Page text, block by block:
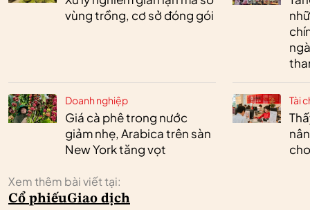
vùng trồng, cơ sở đóng gói
Doanh nghiệp
Giá cà phê trong nước
giảm nhẹ, Arabica trên sàn
New York tăng vọt
Tài
Xem thêm bài viết tại:
Cổ phiếuGiao dịch